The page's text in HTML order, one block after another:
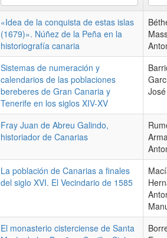
«Idea de la conquista de estas islas
(1679)». Núñez de la Peña en la
historiografía canaria
Sistemas de numeración y
calendarios de las poblaciones
bereberes de Gran Canaria y
Tenerife en los siglos XIV-XV
José
Fray Juan de Abreu Galindo,
historiador de Canarias
La población de Canarias a finales
del siglo XVI. El Vecindario de 1585
El monasterio cisterciense de Santa